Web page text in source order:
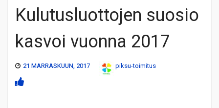
Kulutusluottojen suosio
kasvoi vuonna 2017
21 MARRASKUUN, 2017 piksu-toimitus